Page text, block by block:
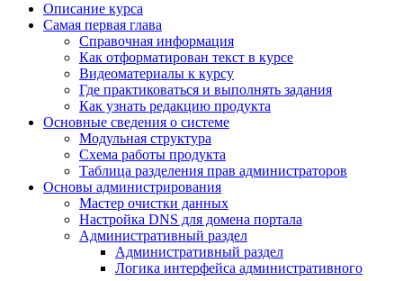
Описание курса
Самая первая глава
Справочная информация
Как отформатирован текст в курсе
Видеоматериалы к курсу
Где практиковаться и выполнять задания
Как узнать редакцию продукта
Основные сведения о системе
Модульная структура
Схема работы продукта
Таблица разделения прав администраторов
Основы администрирования
Мастер очистки данных
Настройка DNS для домена портала
Административный раздел
Административный раздел
Логика интерфейса административного